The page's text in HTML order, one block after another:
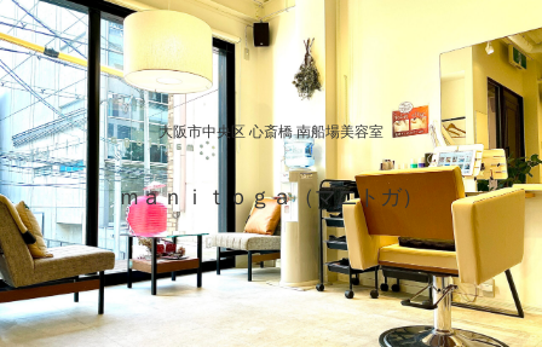
大阪市中央区 心斎橋 南船場美容室
ｍａｎｉｔｏｇａ（マニトガ）